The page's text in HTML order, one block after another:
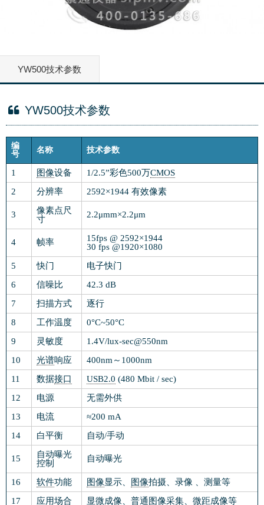
YW500技术参数
YW500技术参数
编
号
名称 技术参数
1 图像设备 1/2.5”彩色500万CMOS
2
分辨率 2592×1944 有效像素
3
像素点尺
寸
2.2μmm×2.2μm
4 帧率
15fps @ 2592×1944
30 fps @1920×1080
5
快门
电子快门
6
信噪比
42.3 dB
7
扫描方式
逐行
8
工作温度
0°C~50°C
9
灵敏度
1.4V/lux-sec@550nm
10
光谱响应
400nm～1000nm
11
数据接口 USB2.0 (480 Mbit / sec)
12
电源
无需外供
13
电流
≈200 mA
14
白平衡 自动/手动
15
自动曝光
控制
自动曝光
16 软件功能 图像显示、 图像拍摄、录像 、测量等
17
应用场合 显微成像 、普通 图像采集、微距成像等